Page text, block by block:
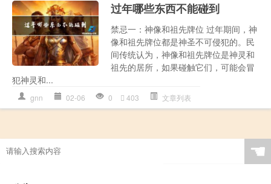
过年哪些东西不能碰到
禁忌一：神像和祖先牌位 过年期间，神
像和祖先牌位都是神圣不可侵犯的。民
间传统认为，神像和祖先牌位是神灵和
祖先的居所，如果碰触它们，可能会冒
犯神灵和...
gnn 02-06 0 403 文章列表
☚